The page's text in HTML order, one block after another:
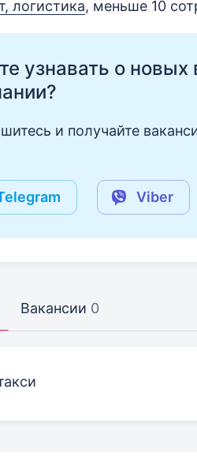
логистика, меньше 10
узнавать о новых
и получайте
Viber
Вакансии 0